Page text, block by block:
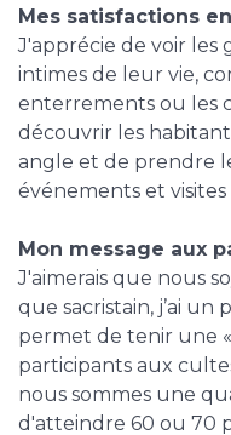
Mes satisfactions
J'apprécie de voir les
intimes de leur vie,
enterrements ou les
découvrir les
angle et de prendre
événements et
Mon message aux
J'aimerais que nous
que sacristain, j’ai un
permet de tenir une
participants aux
nous sommes une
d'atteindre 60 ou 70